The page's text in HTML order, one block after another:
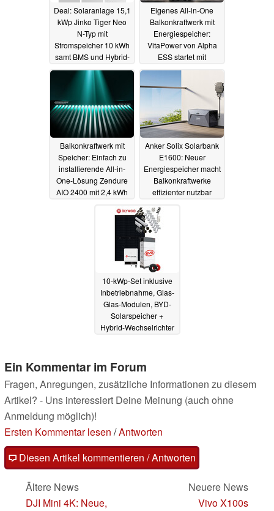
Deal: Solaranlage 15,1
kWp Jinko Tiger Neo
N-Typ mit
Stromspeicher 10 kWh
samt BMS und Hybrid-
Wechselrichter Growatt
jetzt günstig erhältlich
25.04.2024
Eigenes All-in-One
Balkonkraftwerk mit
Energiespeicher:
VitaPower von Alpha
ESS startet mit
Rabattaktion (Ad)
Balkonkraftwerk mit
Speicher: Einfach zu
installierende All-in-
One-Lösung Zendure
AIO 2400 mit 2,4 kWh
Anker Solix Solarbank
E1600: Neuer
Energiespeicher macht
Balkonkraftwerke
effizienter nutzbar
10-kWp-Set inklusive
Inbetriebnahme, Glas-
Glas-Modulen, BYD-
Solarspeicher +
Hybrid-Wechselrichter
Ein Kommentar im Forum
Fragen, Anregungen, zusätzliche Informationen zu diesem
Artikel? - Uns interessiert Deine Meinung (auch ohne
Anmeldung möglich)!
Ersten Kommentar lesen /Antworten
Diesen Artikel kommentieren / Antworten
Ältere News
DJI Mini 4K: Neue,
Neuere News
Vivo X100s